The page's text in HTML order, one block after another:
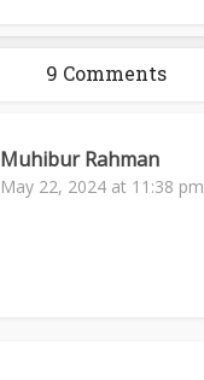
9 Comments
Muhibur Rahman
May 22, 2024 at 11:38 pm